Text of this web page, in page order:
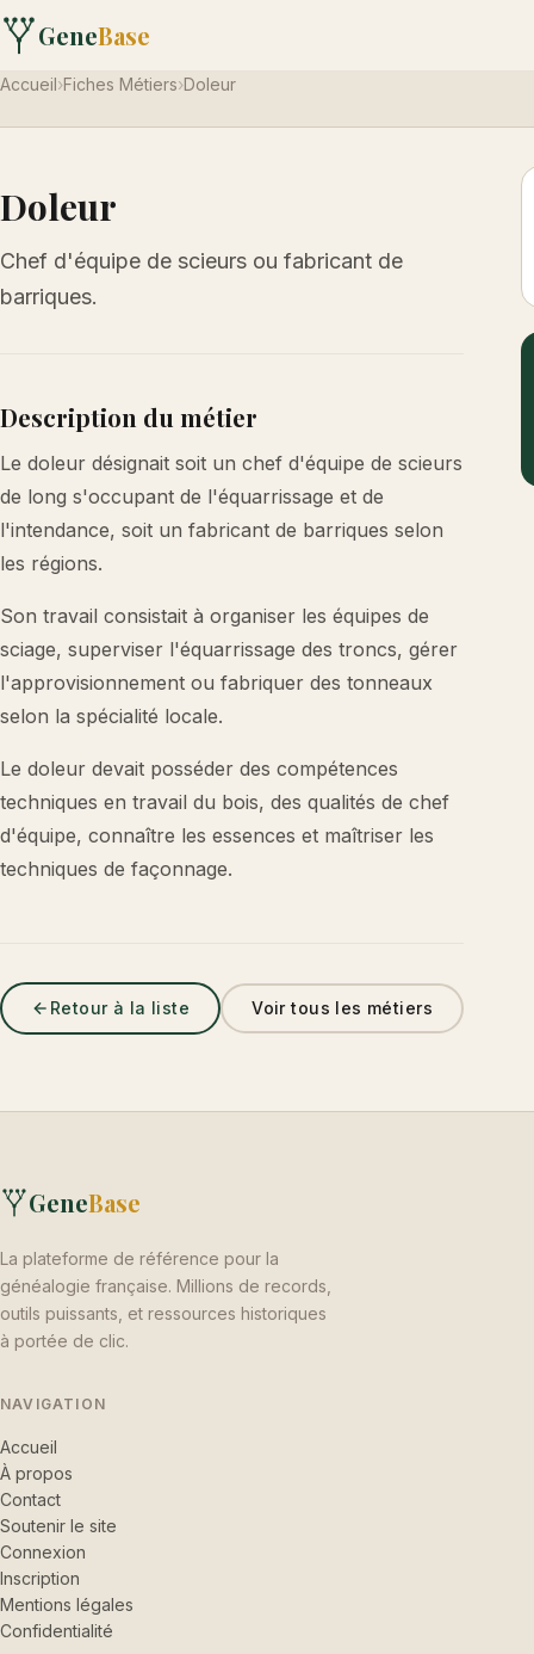
GeneBase
Accueil›Fiches Métiers›Doleur
Doleur
Chef d'équipe de scieurs ou fabricant de
barriques.
Description du métier
Le doleur désignait soit un chef d'équipe de scieurs
de long s'occupant de l'équarrissage et de
l'intendance, soit un fabricant de barriques selon
les régions.
Son travail consistait à organiser les équipes de
sciage, superviser l'équarrissage des troncs, gérer
l'approvisionnement ou fabriquer des tonneaux
selon la spécialité locale.
Le doleur devait posséder des compétences
techniques en travail du bois, des qualités de chef
d'équipe, connaître les essences et maîtriser les
techniques de façonnage.
Retour à la liste Voir tous les métiers
GeneBase
La plateforme de référence pour la
généalogie française. Millions de records,
outils puissants, et ressources historiques
à portée de clic.
NAVIGATION
Accueil
À propos
Contact
Soutenir le site
Connexion
Inscription
Mentions légales
Confidentialité